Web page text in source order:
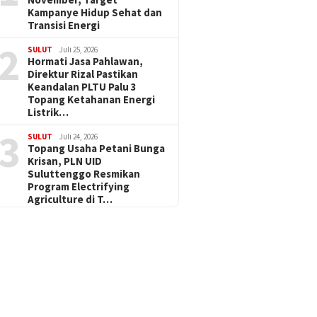
Kampanye Hidup Sehat dan
Transisi Energi
SULUT Juli 25, 2026
Hormati Jasa Pahlawan,
Direktur Rizal Pastikan
Keandalan PLTU Palu 3
Topang Ketahanan Energi
Listrik…
SULUT Juli 24, 2026
Topang Usaha Petani Bunga
Krisan, PLN UID
Suluttenggo Resmikan
Program Electrifying
Agriculture di T…